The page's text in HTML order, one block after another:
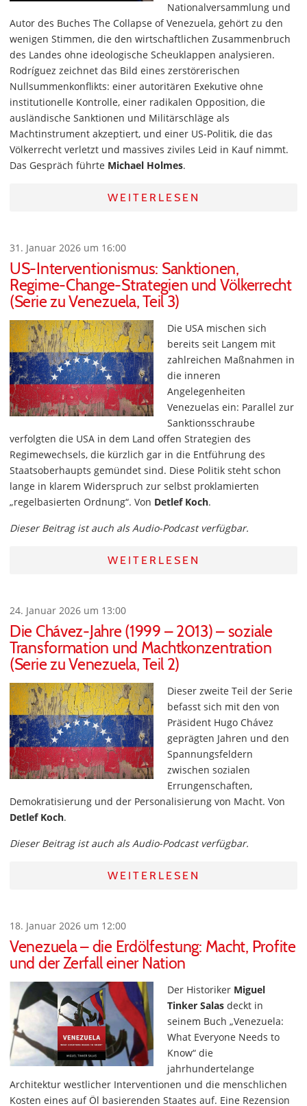
Nationalversammlung und
Autor des Buches The Collapse of Venezuela, gehört zu den
wenigen Stimmen, die den wirtschaftlichen Zusammenbruch
des Landes ohne ideologische Scheuklappen analysieren.
Rodríguez zeichnet das Bild eines zerstörerischen
Nullsummenkonflikts: einer autoritären Exekutive ohne
institutionelle Kontrolle, einer radikalen Opposition, die
ausländische Sanktionen und Militärschläge als
Machtinstrument akzeptiert, und einer US-Politik, die das
Völkerrecht verletzt und massives ziviles Leid in Kauf nimmt.
Das Gespräch führte Michael Holmes.
WEITERLESEN
31. Januar 2026 um 16:00
US-Interventionismus: Sanktionen,
Regime-Change-Strategien und Völkerrecht
(Serie zu Venezuela, Teil 3)
Die USA mischen sich
bereits seit Langem mit
zahlreichen Maßnahmen in
die inneren
Angelegenheiten
Venezuelas ein: Parallel zur
Sanktionsschraube
verfolgten die USA in dem Land offen Strategien des
Regimewechsels, die kürzlich gar in die Entführung des
Staatsoberhaupts gemündet sind. Diese Politik steht schon
lange in klarem Widerspruch zur selbst proklamierten
„regelbasierten Ordnung“. Von Detlef Koch.
Dieser Beitrag ist auch als Audio-Podcast verfügbar.
WEITERLESEN
24. Januar 2026 um 13:00
Die Chávez-Jahre (1999 – 2013) – soziale
Transformation und Machtkonzentration
(Serie zu Venezuela, Teil 2)
Dieser zweite Teil der Serie
befasst sich mit den von
Präsident Hugo Chávez
geprägten Jahren und den
Spannungsfeldern
zwischen sozialen
Errungenschaften,
Demokratisierung und der Personalisierung von Macht. Von
Detlef Koch.
Dieser Beitrag ist auch als Audio-Podcast verfügbar.
WEITERLESEN
18. Januar 2026 um 12:00
Venezuela – die Erdölfestung: Macht, Profite
und der Zerfall einer Nation
Der Historiker Miguel
Tinker Salas deckt in
seinem Buch „Venezuela:
What Everyone Needs to
Know“ die
jahrhundertelange
Architektur westlicher Interventionen und die menschlichen
Kosten eines auf Öl basierenden Staates auf. Eine Rezension